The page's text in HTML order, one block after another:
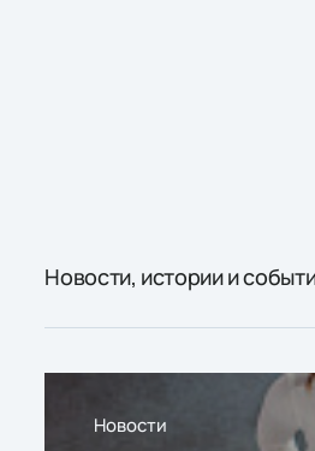
Новости, истории и
Новости